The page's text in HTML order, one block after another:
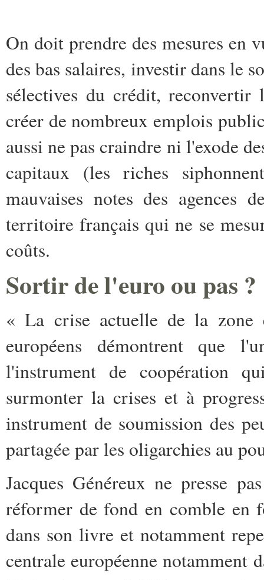
On doit prendre des mesures en
des bas salaires, investir dans le
sélectives du crédit,
créer de nombreux emplois
aussi ne pas craindre ni l'exode
capitaux (les riches
mauvaises notes des
territoire français qui ne se
coûts.
Sortir de l'euro ou pas ?
« La crise actuelle de la zone
européens démontrent que
l'instrument de coopération
surmonter la crises et à
instrument de soumission des
partagée par les oligarchies au
Jacques Généreux ne presse
réformer de fond en comble en
dans son livre et notamment
centrale européenne notamment